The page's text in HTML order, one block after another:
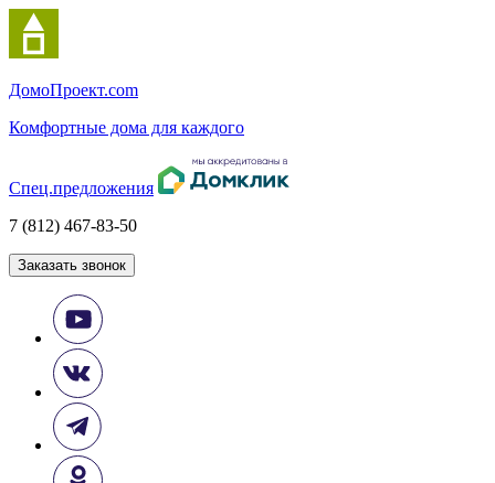
ДомоПроект.com
Комфортные дома для каждого
Спец.предложения
7 (812) 467-83-50
Заказать звонок